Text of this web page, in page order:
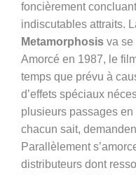
foncièrement
indiscutables attraits.
Metamorphosis va se
Amorcé en 1987, le
temps que prévu à
d’effets spéciaux
plusieurs passages
chacun sait,
Parallèlement
distributeurs dont